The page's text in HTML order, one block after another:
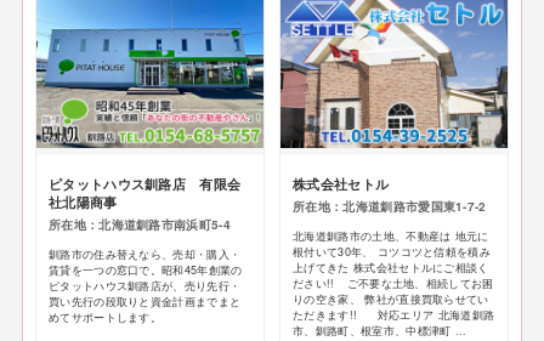
ピタットハウス釧路店 有限会
社北陽商事
所在地：北海道釧路市南浜町5-4
釧路市の住み替えなら、売却・購入・
賃貸を一つの窓口で。昭和45年創業の
ピタットハウス釧路店が、売り先行・
買い先行の段取りと資金計画までまと
めてサポートします。
株式会社セトル
所在地：北海道釧路市愛国東1-7-2
北海道釧路市の土地、不動産は 地元に
根付いて30年、 コツコツと信頼を積み
上げてきた 株式会社セトルにご相談く
ださい!! ご不要な土地、相続してお困
りの空き家、 弊社が直接買取らせてい
ただきます!! 対応エリア 北海道釧路
市、釧路町、根室市、中標津町 ...